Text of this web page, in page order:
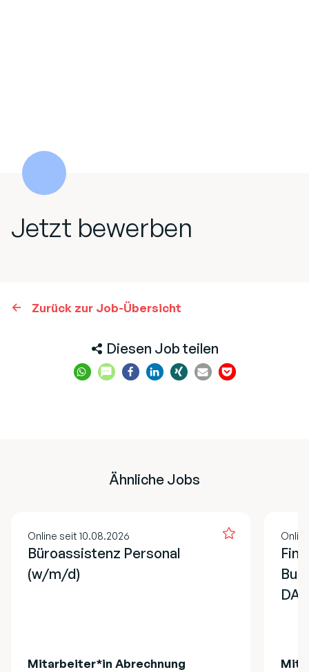
Jetzt bewerben
Zurück zur Job-Übersicht
Diesen Job teilen
Ähnliche Jobs
Online seit 10.08.2026
Büroassistenz Personal
(w/m/d)
Mitarbeiter*in Abrechnung